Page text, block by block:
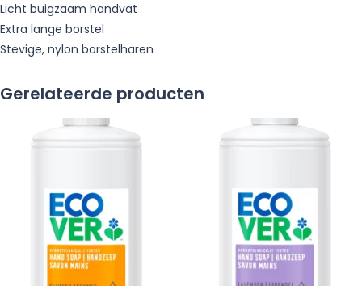
Licht buigzaam handvat
Extra lange borstel
Stevige, nylon borstelharen
Gerelateerde producten